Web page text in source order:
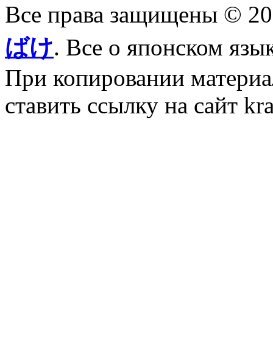
Все права защищены ©
ばけ. Все о японском
При копировании
ставить ссылку на сайт